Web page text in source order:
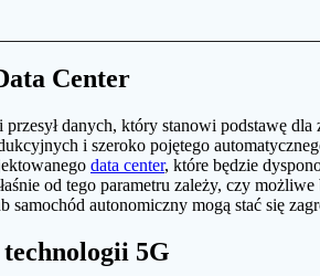
Center
danych, który stanowi podstawę
i szeroko pojętego
data center, które będzie
od tego parametru zależy, czy
autonomiczny mogą stać się
5G